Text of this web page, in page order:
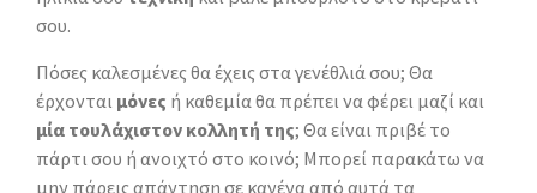
σου.
Πόσες καλεσμένες θα έχεις στα γενέθλιά σου; Θα
έρχονται μόνες ή καθεμία θα πρέπει να φέρει μαζί και
μία τουλάχιστον κολλητή της; Θα είναι πριβέ το
πάρτι σου ή ανοιχτό στο κοινό; Μπορεί παρακάτω να
μην πάρεις απάντηση σε κανένα από αυτά τα